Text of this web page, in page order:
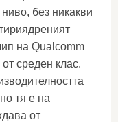
без никакви
на Qualcomm
среден клас.
тя е на
от